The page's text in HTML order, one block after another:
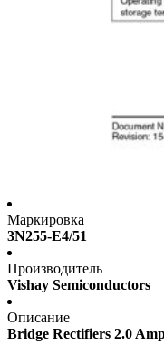
Маркировка
3N255-E4/51
Производитель
Vishay Semiconductors
Описание
Bridge Rectifiers 2.0